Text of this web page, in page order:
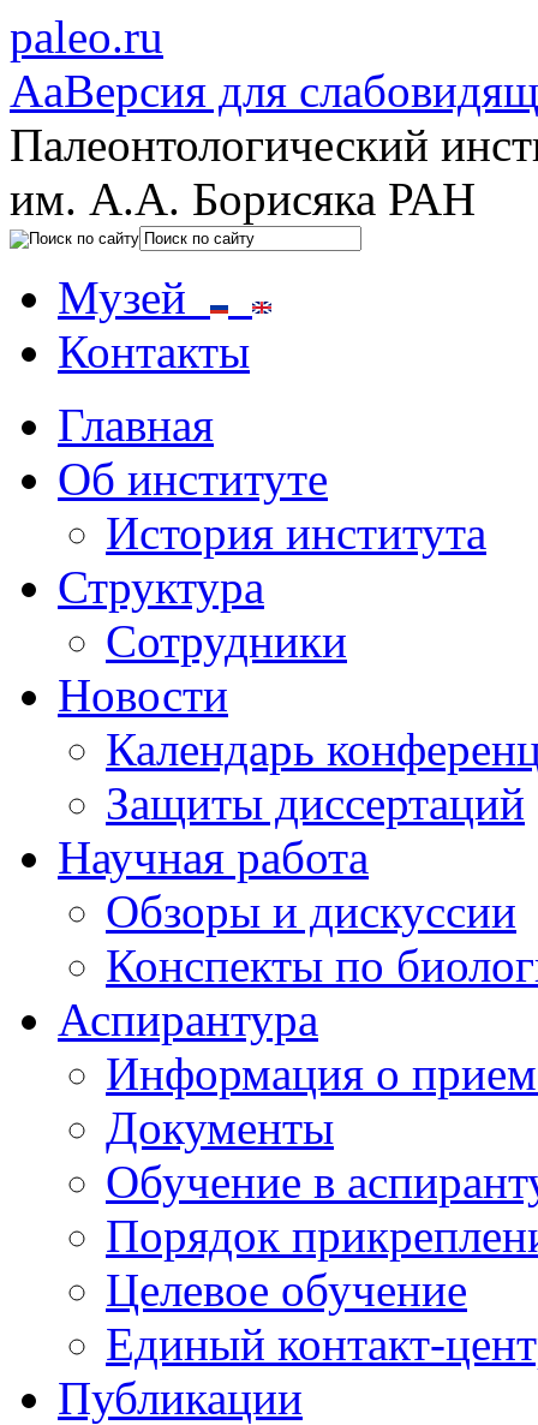
paleo.ru
AaВерсия для
Палеонтологический
им. А.А. Борисяка РАН
Музей
Контакты
Главная
Об институте
История института
Структура
Сотрудники
Новости
Календарь
Защиты диссертаций
Научная работа
Обзоры и дискуссии
Конспекты по
Аспирантура
Информация о
Документы
Обучение в
Порядок
Целевое обучение
Единый контакт-
Публикации